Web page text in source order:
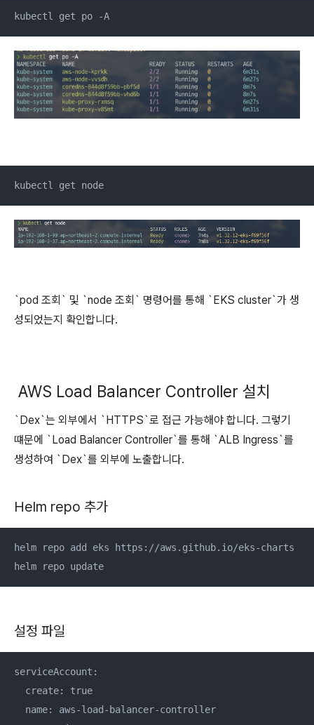
kubectl get po -A
kubectl get node
`pod 조회` 및 `node 조회` 명령어를 통해 `EKS cluster`가 생
성되었는지 확인합니다.
AWS Load Balancer Controller 설치
`Dex`는 외부에서 `HTTPS`로 접근 가능해야 합니다. 그렇기
떄문에 `Load Balancer Controller`를 통해 `ALB Ingress`를
생성하여 `Dex`를 외부에 노출합니다.
Helm repo 추가
helm repo add eks https://aws.github.io/eks-charts
helm repo update
설정 파일
serviceAccount:
  create: true
  name: aws-load-balancer-controller